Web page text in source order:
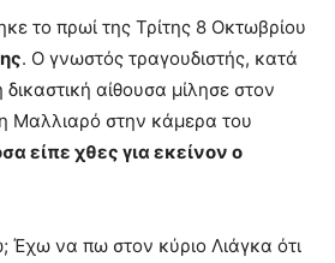
το πρωί της Τρίτης 8 Οκτωβρίου
. Ο γνωστός τραγουδιστής, κατά
αίθουσα μίλησε στον
Μαλλιαρό στην κάμερα του
είπε χθες για εκείνον ο
Έχω να πω στον κύριο Λιάγκα ότι